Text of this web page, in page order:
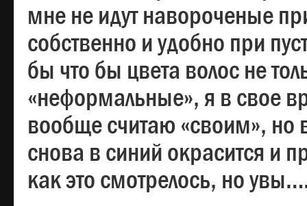
мне не идут навороченые
собственно и удобно при
бы что бы цвета волос не
«неформальные», я в свое
вообще считаю «своим», но
снова в синий окрасится и
как это смотрелось, но